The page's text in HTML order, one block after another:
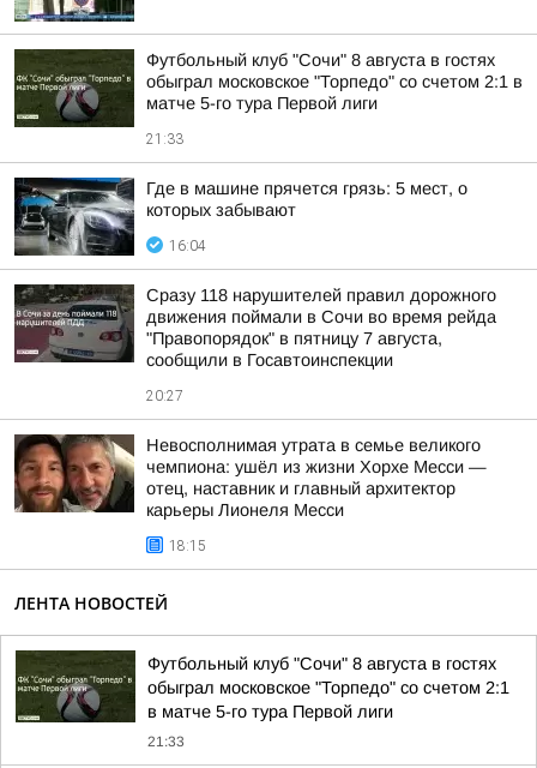
Футбольный клуб "Сочи" 8 августа в гостях
обыграл московское "Торпедо" со счетом 2:1 в
матче 5-го тура Первой лиги
21:33
Где в машине прячется грязь: 5 мест, о
которых забывают
16:04
Сразу 118 нарушителей правил дорожного
движения поймали в Сочи во время рейда
"Правопорядок" в пятницу 7 августа,
сообщили в Госавтоинспекции
20:27
Невосполнимая утрата в семье великого
чемпиона: ушёл из жизни Хорхе Месси —
отец, наставник и главный архитектор
карьеры Лионеля Месси
18:15
ЛЕНТА НОВОСТЕЙ
Футбольный клуб "Сочи" 8 августа в гостях
обыграл московское "Торпедо" со счетом 2:1
в матче 5-го тура Первой лиги
21:33